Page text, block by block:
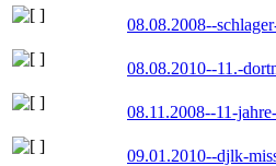
08.08.2008--
08.08.2010--11.-
08.11.2008--11-
09.01.2010--djlk-